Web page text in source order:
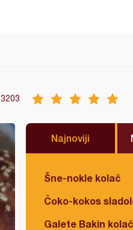
3203
Najnoviji
Šne-nokle kolač
Čoko-kokos
Galete Bakin kolač